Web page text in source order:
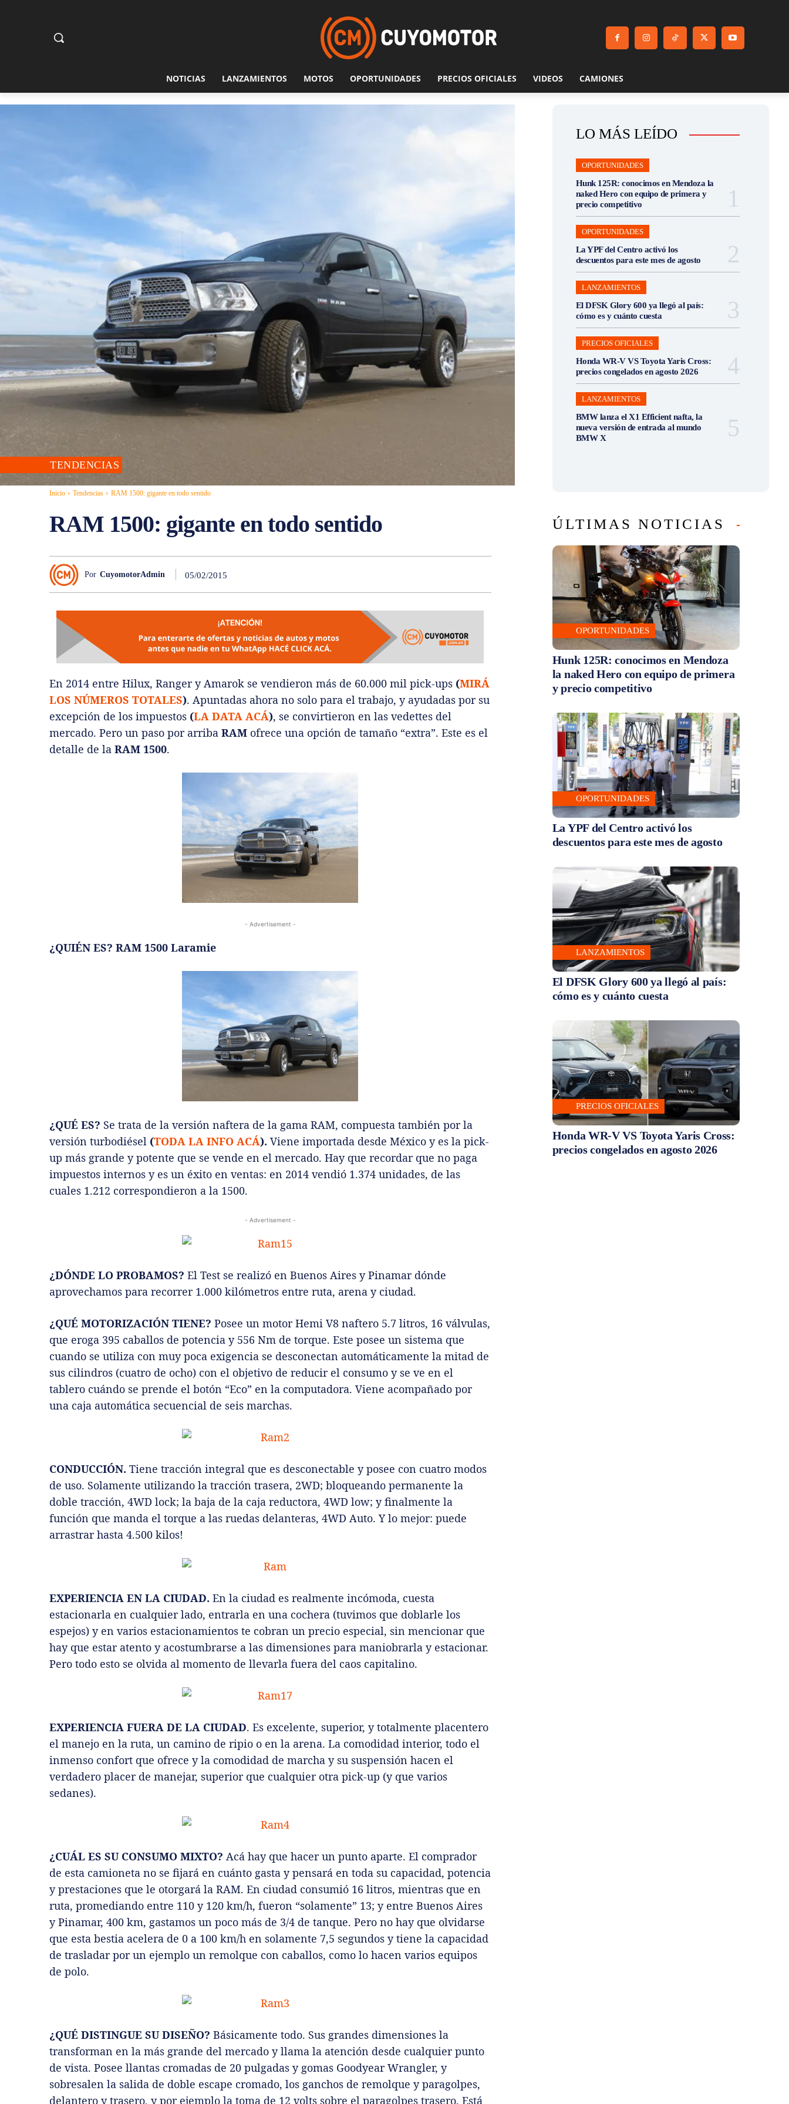
NOTICIAS LANZAMIENTOS MOTOS OPORTUNIDADES PRECIOS OFICIALES VIDEOS CAMIONES
TENDENCIAS
Inicio Tendencias RAM 1500: gigante en todo sentido
RAM 1500: gigante en todo sentido
Por CuyomotorAdmin 05/02/2015
En 2014 entre Hilux, Ranger y Amarok se vendieron más de 60.000 mil pick-ups (MIRÁ
LOS NÚMEROS TOTALES). Apuntadas ahora no solo para el trabajo, y ayudadas por su
excepción de los impuestos (LA DATA ACÁ), se convirtieron en las vedettes del
mercado. Pero un paso por arriba RAM ofrece una opción de tamaño “extra”. Este es el
detalle de la RAM 1500.
- Advertisement -
¿QUIÉN ES? RAM 1500 Laramie
¿QUÉ ES? Se trata de la versión naftera de la gama RAM, compuesta también por la
versión turbodiésel (TODA LA INFO ACÁ). Viene importada desde México y es la pick-
up más grande y potente que se vende en el mercado. Hay que recordar que no paga
impuestos internos y es un éxito en ventas: en 2014 vendió 1.374 unidades, de las
cuales 1.212 correspondieron a la 1500.
- Advertisement -
¿DÓNDE LO PROBAMOS? El Test se realizó en Buenos Aires y Pinamar dónde
aprovechamos para recorrer 1.000 kilómetros entre ruta, arena y ciudad.
¿QUÉ MOTORIZACIÓN TIENE? Posee un motor Hemi V8 naftero 5.7 litros, 16 válvulas,
que eroga 395 caballos de potencia y 556 Nm de torque. Este posee un sistema que
cuando se utiliza con muy poca exigencia se desconectan automáticamente la mitad de
sus cilindros (cuatro de ocho) con el objetivo de reducir el consumo y se ve en el
tablero cuándo se prende el botón “Eco” en la computadora. Viene acompañado por
una caja automática secuencial de seis marchas.
CONDUCCIÓN. Tiene tracción integral que es desconectable y posee con cuatro modos
de uso. Solamente utilizando la tracción trasera, 2WD; bloqueando permanente la
doble tracción, 4WD lock; la baja de la caja reductora, 4WD low; y finalmente la
función que manda el torque a las ruedas delanteras, 4WD Auto. Y lo mejor: puede
arrastrar hasta 4.500 kilos!
EXPERIENCIA EN LA CIUDAD. En la ciudad es realmente incómoda, cuesta
estacionarla en cualquier lado, entrarla en una cochera (tuvimos que doblarle los
espejos) y en varios estacionamientos te cobran un precio especial, sin mencionar que
hay que estar atento y acostumbrarse a las dimensiones para maniobrarla y estacionar.
Pero todo esto se olvida al momento de llevarla fuera del caos capitalino.
EXPERIENCIA FUERA DE LA CIUDAD. Es excelente, superior, y totalmente placentero
el manejo en la ruta, un camino de ripio o en la arena. La comodidad interior, todo el
inmenso confort que ofrece y la comodidad de marcha y su suspensión hacen el
verdadero placer de manejar, superior que cualquier otra pick-up (y que varios
sedanes).
¿CUÁL ES SU CONSUMO MIXTO? Acá hay que hacer un punto aparte. El comprador
de esta camioneta no se fijará en cuánto gasta y pensará en toda su capacidad, potencia
y prestaciones que le otorgará la RAM. En ciudad consumió 16 litros, mientras que en
ruta, promediando entre 110 y 120 km/h, fueron “solamente” 13; y entre Buenos Aires
y Pinamar, 400 km, gastamos un poco más de 3/4 de tanque. Pero no hay que olvidarse
que esta bestia acelera de 0 a 100 km/h en solamente 7,5 segundos y tiene la capacidad
de trasladar por un ejemplo un remolque con caballos, como lo hacen varios equipos
de polo.
¿QUÉ DISTINGUE SU DISEÑO? Básicamente todo. Sus grandes dimensiones la
transforman en la más grande del mercado y llama la atención desde cualquier punto
de vista. Posee llantas cromadas de 20 pulgadas y gomas Goodyear Wrangler, y
sobresalen la salida de doble escape cromado, los ganchos de remolque y paragolpes,
delantero y trasero, y por ejemplo la toma de 12 volts sobre el paragolpes trasero. Está
LO MÁS LEÍDO
OPORTUNIDADES
Hunk 125R: conocimos en Mendoza la
naked Hero con equipo de primera y
precio competitivo
OPORTUNIDADES
La YPF del Centro activó los
descuentos para este mes de agosto
LANZAMIENTOS
El DFSK Glory 600 ya llegó al país:
cómo es y cuánto cuesta
PRECIOS OFICIALES
Honda WR-V VS Toyota Yaris Cross:
precios congelados en agosto 2026
LANZAMIENTOS
BMW lanza el X1 Efficient nafta, la
nueva versión de entrada al mundo
BMW X
ÚLTIMAS NOTICIAS
OPORTUNIDADES
Hunk 125R: conocimos en Mendoza
la naked Hero con equipo de primera
y precio competitivo
OPORTUNIDADES
La YPF del Centro activó los
descuentos para este mes de agosto
LANZAMIENTOS
El DFSK Glory 600 ya llegó al país:
cómo es y cuánto cuesta
PRECIOS OFICIALES
Honda WR-V VS Toyota Yaris Cross:
precios congelados en agosto 2026